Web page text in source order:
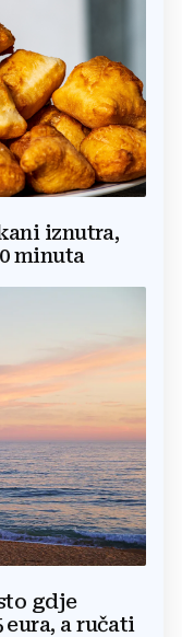
iznutra,
minuta
gdje
eura, a ručati